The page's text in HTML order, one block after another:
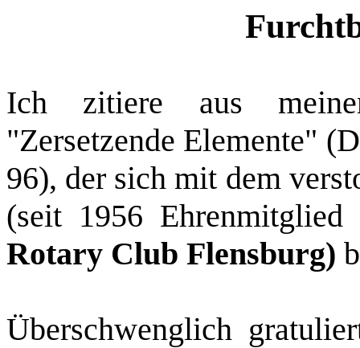
Ich zitiere aus
"Zersetzende Elemente"
96), der sich mit dem
(seit 1956 Ehrenmitglied
Rotary Club Flensburg)
Überschwenglich